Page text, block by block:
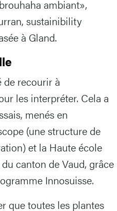
ambiant»,
sustainibility
à Gland.
de recourir à
les interpréter. Cela a
menés en
(une structure de
et la Haute école
canton de Vaud, grâce
Innosuisse.
que toutes les plantes